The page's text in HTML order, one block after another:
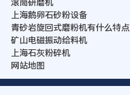
上海鹅卵石砂粉设备
青砂岩旋回式磨粉机有什么特点
矿山电磁振动给料机
上海石灰粉碎机
网站地图